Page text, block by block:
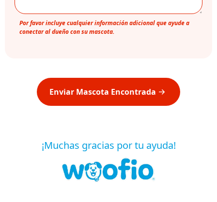
Por favor incluye cualquier información adicional que ayude a
conectar al dueño con su mascota.
Enviar Mascota Encontrada
¡Muchas gracias por tu ayuda!